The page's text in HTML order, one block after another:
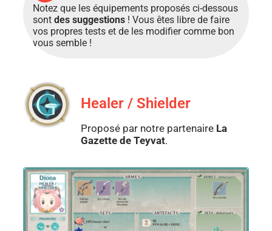
Notez que les équipements proposés ci-dessous
sont des suggestions ! Vous êtes libre de faire
vos propres tests et de les modifier comme bon
vous semble !
Healer / Shielder
Proposé par notre partenaire La
Gazette de Teyvat.